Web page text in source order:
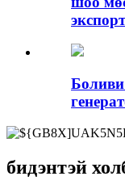
Боливи
бидэнтэй